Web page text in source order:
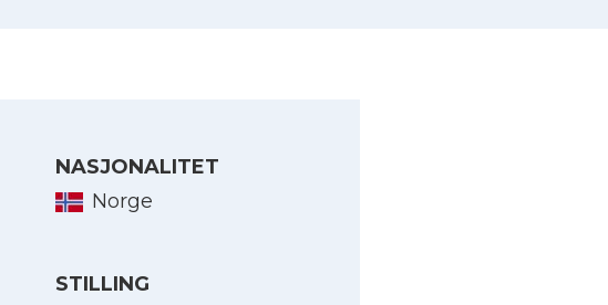
NASJONALITET
Norge
STILLING